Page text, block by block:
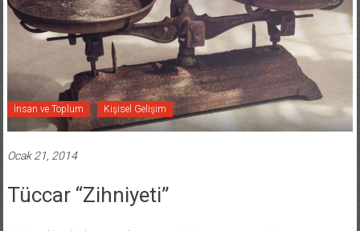
İnsan ve Toplum Kişisel Gelişim
Ocak 21, 2014
Tüccar “Zihniyeti”